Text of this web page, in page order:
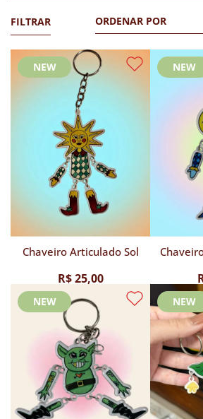
FILTRAR
NEW
Chaveiro Articulado Sol
R$ 25,00
NEW
NEW NEW